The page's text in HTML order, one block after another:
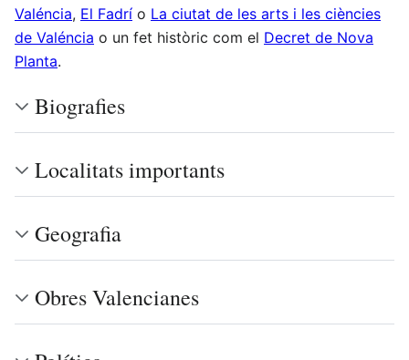
Valéncia, El Fadrí o La ciutat de les arts i les ciències
de Valéncia o un fet històric com el Decret de Nova
Planta.
Biografies
Localitats importants
Geografia
Obres Valencianes